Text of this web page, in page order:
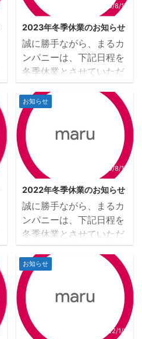
2024年12月28日（土)以
降にいただいたお問合せ
について、回答までにお
時間をいただく場合がご
ざいます。※2：休業期間
中にいただいたお問い合
わせについては、営業開
始日2025年1月6日(月)よ
り順次回答をさせていた
だきます。
2025/8/17
2023年冬季休業のお知らせ
誠に勝手ながら、まるカ
ンパニーは、下記日程を
冬季休業とさせていただ
きます。ご不便をお掛け
致しますが、ご理解の
程、宜しくお願い申し上
げます。 冬季休業期間 :
2023年12月29日(金)～
2024年1月4日(木) ※1：
2023年12月29日（金)以
降にいただいたお問合せ
について、回答までにお
時間をいただく場合がご
ざいます。※2：休業期間
中にいただいたお問い合
わせについては、営業開
始日2024年1月5日(金)よ
り順次回答をさせていた
だきます。
お知らせ
2025/8/17
2022年冬季休業のお知らせ
誠に勝手ながら、まるカ
ンパニーは、下記日程を
冬季休業とさせていただ
きます。ご不便をお掛け
致しますが、ご理解の
程、宜しくお願い申し上
げます。 冬季休業期間 :
2022年12月29日(木)～
2023年1月4日(水) ※1：
2022年12月29日(木)以
お知らせ
2022/1/5